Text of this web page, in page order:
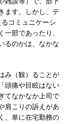
ます。しかし、テ
コミュニケーシ
一部であったり、
るのかは、なかな
み（観）ることが
頭痛や目眩はない
てなかなか上司で
肩こりの訴えがあ
、単に在宅勤務の